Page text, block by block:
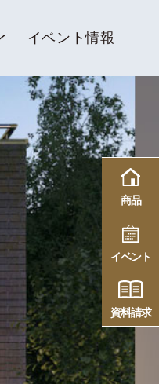
イベント情報
商品
イベント
資料請求